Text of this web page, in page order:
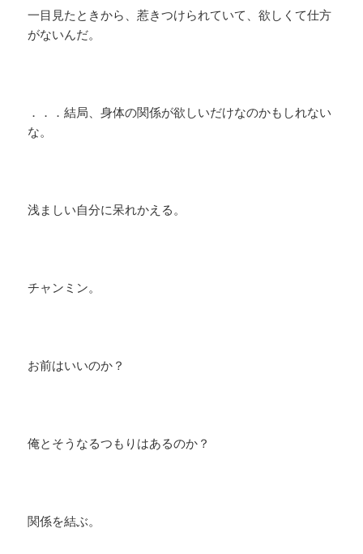
一目見たときから、惹きつけられていて、欲しくて仕方
がないんだ。
．．．結局、身体の関係が欲しいだけなのかもしれない
な。
浅ましい自分に呆れかえる。
チャンミン。
お前はいいのか？
俺とそうなるつもりはあるのか？
関係を結ぶ。